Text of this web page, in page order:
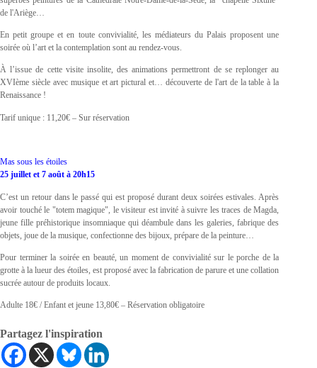
de l'Ariège…
En petit groupe et en toute convivialité, les médiateurs du Palais proposent une
soirée où l’art et la contemplation sont au rendez-vous.
À l’issue de cette visite insolite, des animations permettront de se replonger au
XVIème siècle avec musique et art pictural et… découverte de l'art de la table à la
Renaissance !
Tarif unique : 11,20€ – Sur réservation
Mas sous les étoiles
25 juillet et 7 août à 20h15
C’est un retour dans le passé qui est proposé durant deux soirées estivales. Après
avoir touché le "totem magique", le visiteur est invité à suivre les traces de Magda,
jeune fille préhistorique insomniaque qui déambule dans les galeries, fabrique des
objets, joue de la musique, confectionne des bijoux, prépare de la peinture…
Pour terminer la soirée en beauté, un moment de convivialité sur le porche de la
grotte à la lueur des étoiles, est proposé avec la fabrication de parure et une collation
sucrée autour de produits locaux.
Adulte 18€ / Enfant et jeune 13,80€ – Réservation obligatoire
Partagez l'inspiration